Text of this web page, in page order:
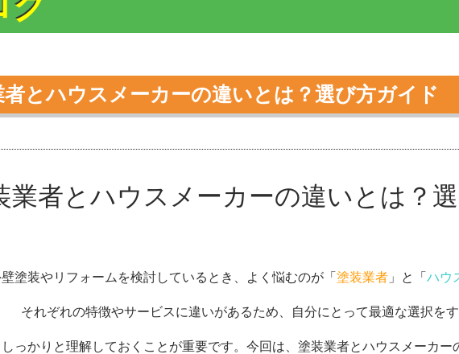
とハウスメーカーの違いとは？選び方ガイ
業者とハウスメーカーの違いとは？
塗装やリフォームを検討しているとき、よく悩むのが「 塗装業者 」と「 ハウ
それぞれの特徴やサービスに違いがあるため、自分にとって最適な選択を
しっかりと理解しておくことが重要です。今回は、塗装業者とハウスメーカー